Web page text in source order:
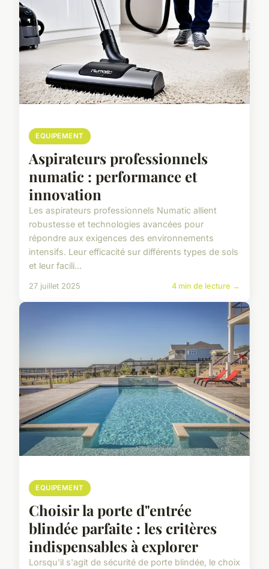
EQUIPEMENT
Aspirateurs professionnels
numatic : performance et
innovation
Les aspirateurs professionnels Numatic allient
robustesse et technologies avancées pour
répondre aux exigences des environnements
intensifs. Leur efficacité sur différents types de sols
et leur facili...
27 juillet 2025 4 min de lecture →
EQUIPEMENT
Choisir la porte d"entrée
blindée parfaite : les critères
indispensables à explorer
Lorsqu'il s'agit de sécurité de porte blindée, le choix